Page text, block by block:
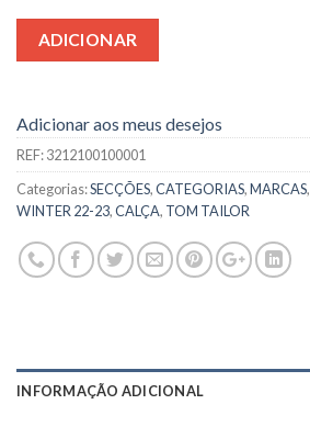
ADICIONAR
Adicionar aos meus desejos
REF:3212100100001
Categorias:SECÇÕES,CATEGORIAS,MARCAS,
WINTER 22-23,CALÇA, TOM TAILOR
INFORMAÇÃO ADICIONAL